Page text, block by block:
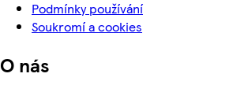
Podmínky používání
Soukromí a cookies
O nás